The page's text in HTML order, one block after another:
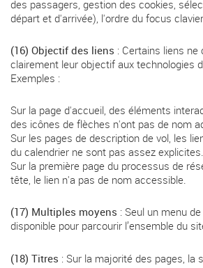
des passagers, gestion des cookies,
départ et d'arrivée), l'ordre du focus
(16) Objectif des liens : Certains liens
clairement leur objectif aux technologies
Exemples :
Sur la page d'accueil, des éléments
des icônes de flèches n'ont pas de nom
Sur les pages de description de vol, les
du calendrier ne sont pas assez explicites.
Sur la première page du processus de
tête, le lien n'a pas de nom accessible.
(17) Multiples moyens : Seul un menu
disponible pour parcourir l’ensemble du
(18) Titres : Sur la majorité des pages, la